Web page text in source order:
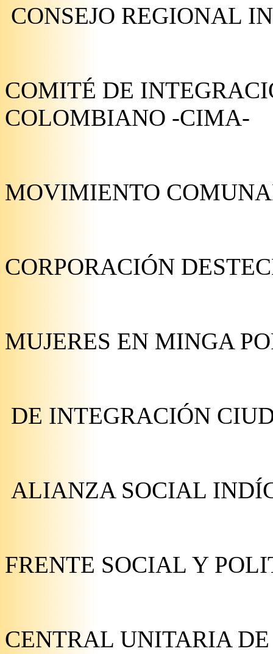
CONSEJO REGIONAL
COMITÉ DE
COLOMBIANO -CIMA-
MOVIMIENTO
CORPORACIÓN
MUJERES EN MINGA
DE INTEGRACIÓN
ALIANZA SOCIAL
FRENTE SOCIAL Y
CENTRAL UNITARIA